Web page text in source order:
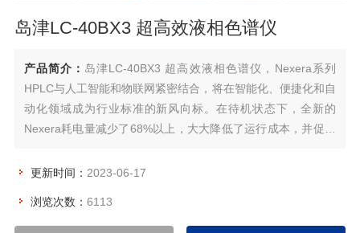
岛津LC-40BX3 超高效液相色谱仪
产品简介： 岛津LC-40BX3 超高效液相色谱仪，Nexera系列
HPLC与人工智能和物联网紧密结合，将在智能化、便捷化和自
动化领域成为行业标准的新风向标。在待机状态下，全新的
Nexera耗电量减少了68%以上，大大降低了运行成本，并促进
更新时间： 2023-06-17
浏览次数： 6113